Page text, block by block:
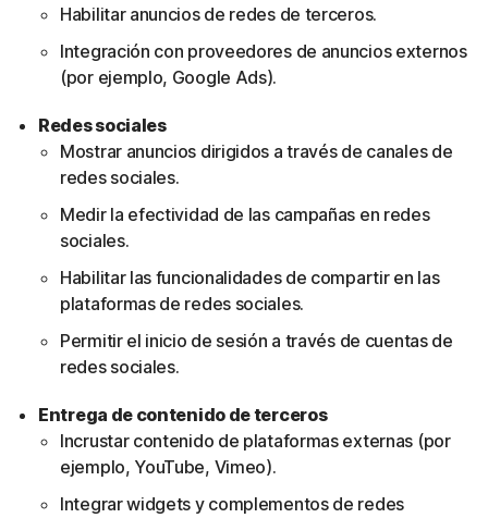
Habilitar anuncios de redes de terceros.
Integración con proveedores de anuncios externos
(por ejemplo, Google Ads).
Redes sociales
Mostrar anuncios dirigidos a través de canales de
redes sociales.
Medir la efectividad de las campañas en redes
sociales.
Habilitar las funcionalidades de compartir en las
plataformas de redes sociales.
Permitir el inicio de sesión a través de cuentas de
redes sociales.
Entrega de contenido de terceros
Incrustar contenido de plataformas externas (por
ejemplo, YouTube, Vimeo).
Integrar widgets y complementos de redes